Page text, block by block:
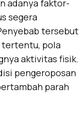
adanya faktor-
segera
tersebut
tertentu, pola
aktivitas fisik.
pengeroposan
parah